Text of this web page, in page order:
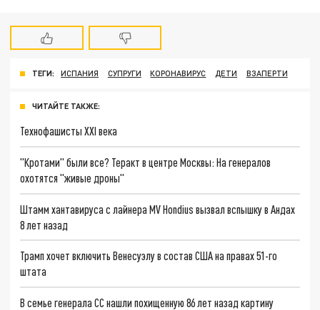
ТЕГИ: ИСПАНИЯ СУПРУГИ КОРОНАВИРУС ДЕТИ ВЗАПЕРТИ
ЧИТАЙТЕ ТАКЖЕ:
Технофашисты XXI века
"Кротами" были все? Теракт в центре Москвы: На генералов
охотятся "живые дроны"
Штамм хантавируса с лайнера MV Hondius вызвал вспышку в Андах
8 лет назад
Трамп хочет включить Венесуэлу в состав США на правах 51-го
штата
В семье генерала СС нашли похищенную 86 лет назад картину